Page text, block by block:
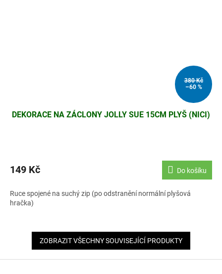
380 Kč
–60 %
DEKORACE NA ZÁCLONY JOLLY SUE 15CM PLYŠ (NICI)
149 Kč Do košíku
Ruce spojené na suchý zip (po odstranění normální plyšová
hračka)
ZOBRAZIT VŠECHNY SOUVISEJÍCÍ PRODUKTY